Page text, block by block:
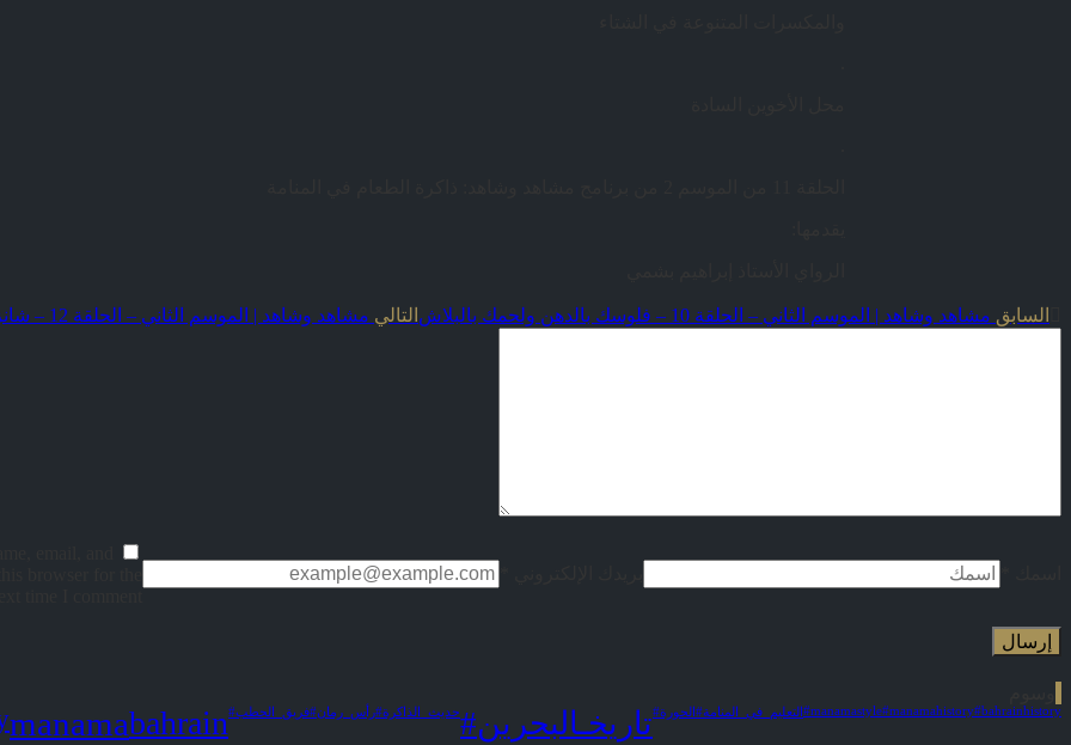
السابق مشاهد وشاهد | الموسم الثاني – الحلقة 10 – فلوسك بالدهن ولحمك بالبلاش التالي مشاهد وشاهد | الموسم الثاني – الحلقة 12 – شانزلزيه المنامة
#bahrainhistory
#manamahistory
#manamastyle #التعليم_في_المنامة #الحورة #تاريخـالبحرين #حديث_الذاكرة #رأس_رمان #فريق_الحطب bahrain
manama